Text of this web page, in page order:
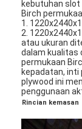
kebutuhan slot
Birch
1.
2.
atau ukuran
dalam kualitas
permukaan
kepadatan, inti
plywood ini
penggunaan
Rincian kemasan